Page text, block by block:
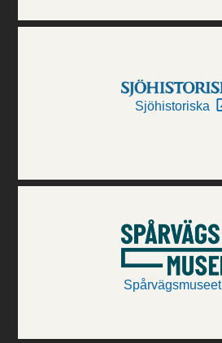
Sjöhistoriska
Spårvägsmuseet